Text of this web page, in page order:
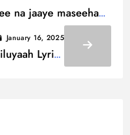
na jaaye maseeha
ना जाये मसीहा
January 16, 2025
Lyrics